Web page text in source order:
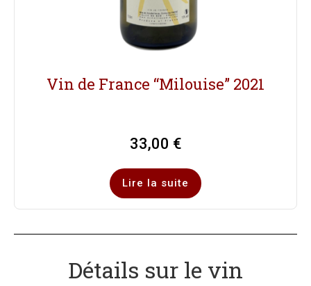
Vin de France “Milouise” 2021
33,00 €
Lire la suite
Détails sur le vin